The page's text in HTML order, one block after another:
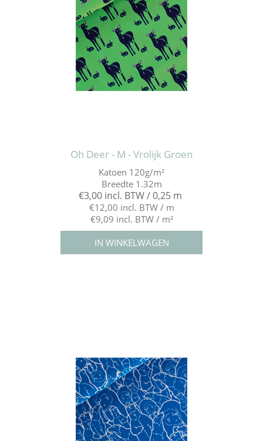
Oh Deer - M - Vrolijk Groen
Katoen 120g/m²
Breedte 1.32m
€3,00 incl. BTW / 0,25 m
€12,00 incl. BTW / m
€9,09 incl. BTW / m²